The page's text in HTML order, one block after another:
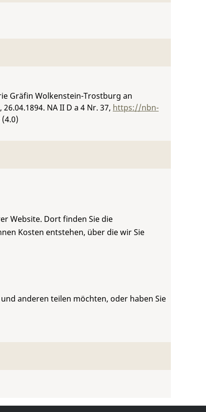
Gräfin Wolkenstein-Trostburg an
NA II D a 4 Nr. 37, https://nbn-
(4.0)
Website. Dort finden Sie die
Kosten entstehen, über die wir Sie
anderen teilen möchten, oder haben Sie